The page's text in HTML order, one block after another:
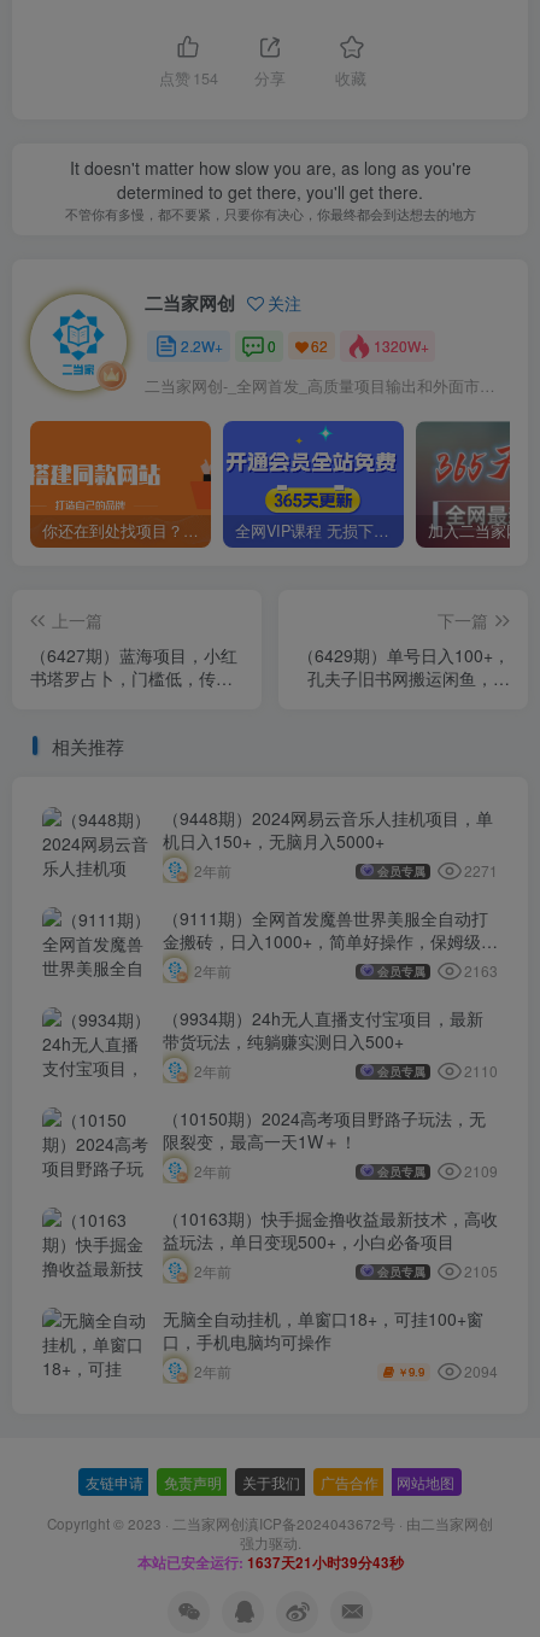
点赞 154 分享 收藏
It doesn't matter how slow you are, as long as you're
determined to get there, you'll get there.
不管你有多慢，都不要紧，只要你有决心，你最终都会到达想去的地方
二当家网创 关注
2.2W+ 0 62 1320W+
你还在到处找项目？还在当韭菜？我靠卖项目一个月收入5万+，曾经我也是个失败者。 全网VIP课程 无损下载~
上一篇
（6427期）蓝海项目，小红
书塔罗占卜，门槛低，传播
下一篇
（6429期）单号日入100+，
孔夫子旧书网搬运闲鱼，长
相关推荐
（9448期）2024网易云音乐人挂机项目，单
机日入150+，无脑月入5000+
2年前 会员专属 2271
（9111期）全网首发魔兽世界美服全自动打
金搬砖，日入1000+，简单好操作，保姆级教
学
2年前 会员专属 2163
（9934期）24h无人直播支付宝项目，最新
带货玩法，纯躺赚实测日入500+
2年前 会员专属 2110
（10150期）2024高考项目野路子玩法，无
限裂变，最高一天1W＋！
2年前 会员专属 2109
（10163期）快手掘金撸收益最新技术，高收
益玩法，单日变现500+，小白必备项目
2年前 会员专属 2105
无脑全自动挂机，单窗口18+，可挂100+窗
口，手机电脑均可操作
2年前 ￥9.9 2094
友链申请 免责声明 关于我们 广告合作 网站地图
Copyright © 2023 · 二当家网创滇ICP备2024043672号 · 由二当家网创
强力驱动.
本站已安全运行: 1637天21小时39分43秒